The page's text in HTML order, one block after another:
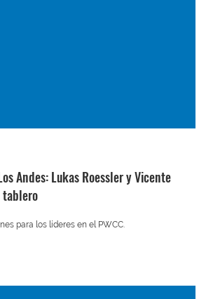
Andes: Lukas Roessler y Vicente
tablero
para los líderes en el PWCC.